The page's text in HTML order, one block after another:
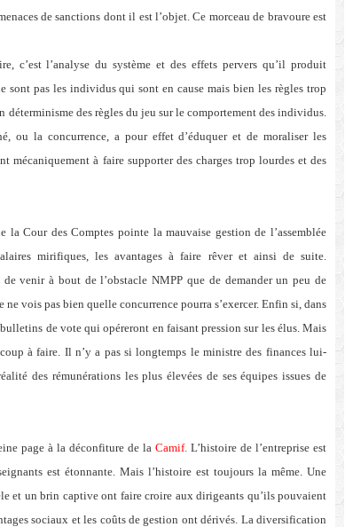
de sanctions dont il est l’objet. Ce morceau de bravoure est
c’est l’analyse du système et des effets pervers qu’il produit
sont pas les individus qui sont en cause mais bien les règles trop
des règles du jeu sur le comportement des individus.
ou la concurrence, a pour effet d’éduquer et de moraliser les
mécaniquement à faire supporter des charges trop lourdes et des
la Cour des Comptes pointe la mauvaise gestion de l’assemblée
mirifiques, les avantages à faire rêver et ainsi de suite.
venir à bout de l’obstacle NMPP que de demander un peu de
ne vois pas bien quelle concurrence pourra s’exercer. Enfin si, dans
de vote qui opéreront en faisant pression sur les élus. Mais
à faire. Il n’y a pas si longtemps le ministre des finances lui-
des rémunérations les plus élevées de ses équipes issues de
page à la déconfiture de la Camif. L’histoire de l’entreprise est
est étonnante. Mais l’histoire est toujours la même. Une
et un brin captive ont faire croire aux dirigeants qu’ils pouvaient
sociaux et les coûts de gestion ont dérivés. La diversification